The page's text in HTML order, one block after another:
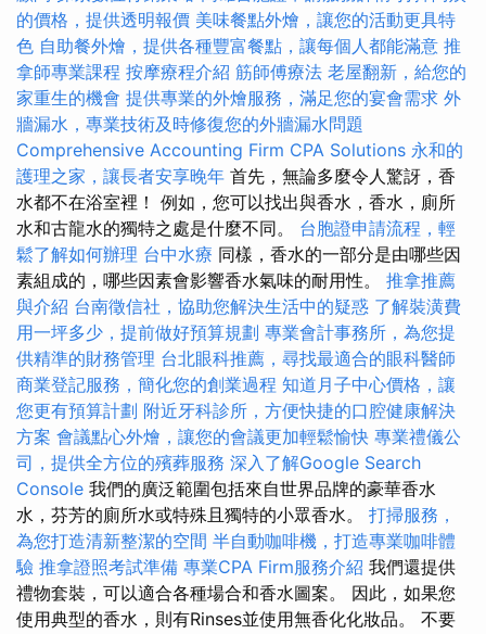
的價格，提供透明報價 美味餐點外燴，讓您的活動更具特
色 自助餐外燴，提供各種豐富餐點，讓每個人都能滿意 推
拿師專業課程 按摩療程介紹 筋師傅療法 老屋翻新，給您的
家重生的機會 提供專業的外燴服務，滿足您的宴會需求 外
牆漏水，專業技術及時修復您的外牆漏水問題
Comprehensive Accounting Firm CPA Solutions 永和的
護理之家，讓長者安享晚年 首先，無論多麼令人驚訝，香
水都不在浴室裡！ 例如，您可以找出與香水，香水，廁所
水和古龍水的獨特之處是什麼不同。 台胞證申請流程，輕
鬆了解如何辦理 台中水療 同樣，香水的一部分是由哪些因
素組成的，哪些因素會影響香水氣味的耐用性。 推拿推薦
與介紹 台南徵信社，協助您解決生活中的疑惑 了解裝潢費
用一坪多少，提前做好預算規劃 專業會計事務所，為您提
供精準的財務管理 台北眼科推薦，尋找最適合的眼科醫師
商業登記服務，簡化您的創業過程 知道月子中心價格，讓
您更有預算計劃 附近牙科診所，方便快捷的口腔健康解決
方案 會議點心外燴，讓您的會議更加輕鬆愉快 專業禮儀公
司，提供全方位的殯葬服務 深入了解Google Search
Console 我們的廣泛範圍包括來自世界品牌的豪華香水
水，芬芳的廁所水或特殊且獨特的小眾香水。 打掃服務，
為您打造清新整潔的空間 半自動咖啡機，打造專業咖啡體
驗 推拿證照考試準備 專業CPA Firm服務介紹 我們還提供
禮物套裝，可以適合各種場合和香水圖案。 因此，如果您
使用典型的香水，則有Rinses並使用無香化化妝品。 不要